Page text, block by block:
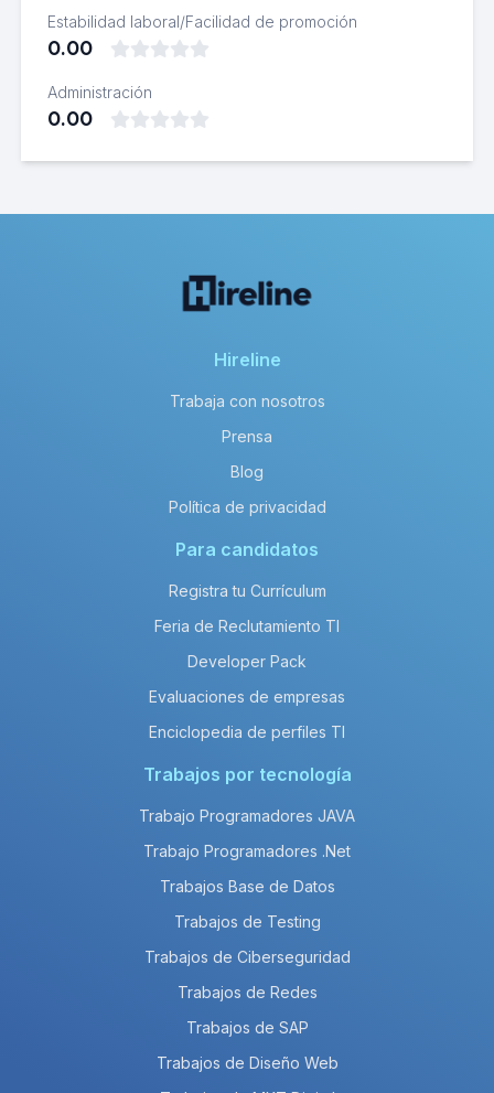
Estabilidad laboral/Facilidad de promoción
0.00
Administración
0.00
Hireline
Trabaja con nosotros
Prensa
Blog
Política de privacidad
Para candidatos
Registra tu Currículum
Feria de Reclutamiento TI
Developer Pack
Evaluaciones de empresas
Enciclopedia de perfiles TI
Trabajos por tecnología
Trabajo Programadores JAVA
Trabajo Programadores .Net
Trabajos Base de Datos
Trabajos de Testing
Trabajos de Ciberseguridad
Trabajos de Redes
Trabajos de SAP
Trabajos de Diseño Web